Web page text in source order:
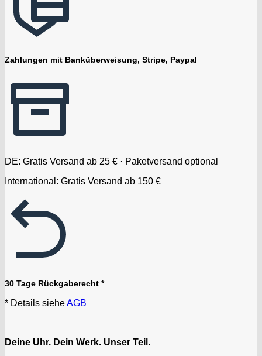
Zahlungen mit Banküberweisung, Stripe, Paypal
DE: Gratis Versand ab 25 € · Paketversand optional
International: Gratis Versand ab 150 €
30 Tage Rückgaberecht *
* Details sieheAGB
Deine Uhr. Dein Werk. Unser Teil.